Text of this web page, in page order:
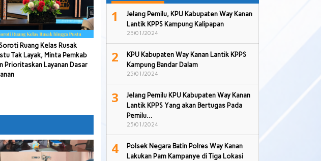
Ruang Kelas Rusak
Tak Layak, Minta Pemkab
Prioritaskan Layanan Dasar
1
Jelang Pemilu, KPU Kabupaten Way Kanan
Lantik KPPS Kampung Kalipapan
25/01/2024
2
KPU Kabupaten Way Kanan Lantik KPPS
Kampung Bandar Dalam
25/01/2024
3
Jelang Pemilu KPU Kabupaten Way Kanan
Lantik KPPS Yang akan Bertugas Pada
Pemilu…
25/01/2024
4
Polsek Negara Batin Polres Way Kanan
Lakukan Pam Kampanye di Tiga Lokasi